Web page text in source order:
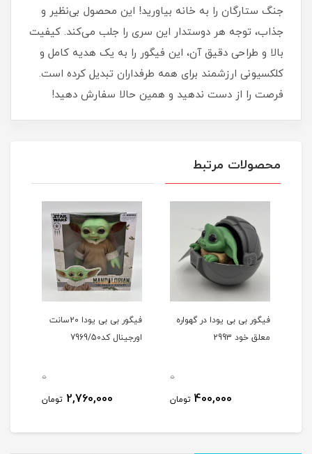
جنگ ستارگان را به خانه بیاورید! این محصول بی‌نظیر و
جذاب، توجه هر دوستدار این سری را جلب می‌کند. کیفیت
بالا و طراحی دقیق آن، این فیگور را به یک هدیه کامل و
کلکسیونی ارزشمند برای همه طرفداران تبدیل کرده است.
فرصت را از دست ندهید و همین حالا سفارش دهید!
محصولات مرتبط
فیگور بی بی یودا در گهواره
معلق خود 2993
0
400,000 تومان
فیگور بی بی یودا 20سانت
اورجینال کد7969/50
0
2,760,000 تومان